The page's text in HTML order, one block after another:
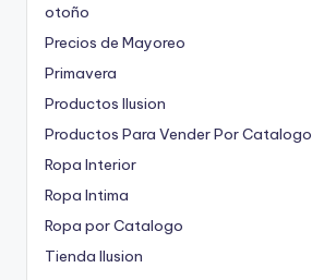
otoño
Precios de Mayoreo
Primavera
Productos Ilusion
Productos Para Vender Por Catalogo
Ropa Interior
Ropa Intima
Ropa por Catalogo
Tienda Ilusion